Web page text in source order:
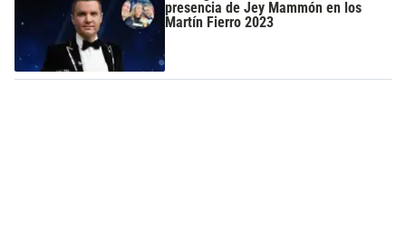
presencia de Jey Mammón en los
Martín Fierro 2023